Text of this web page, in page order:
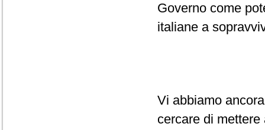
Governo come
italiane a
Vi abbiamo
cercare di